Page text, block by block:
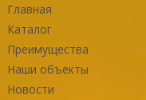
Главная
Каталог
Преимущества
Наши объекты
Новости